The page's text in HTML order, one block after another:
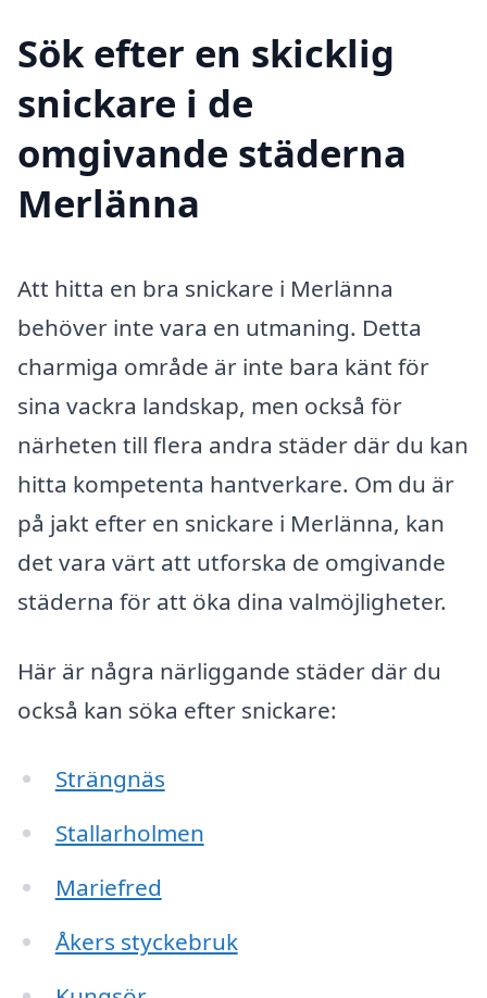
Sök efter en skicklig
snickare i de
omgivande städerna
Merlänna
Att hitta en bra snickare i Merlänna
behöver inte vara en utmaning. Detta
charmiga område är inte bara känt för
sina vackra landskap, men också för
närheten till flera andra städer där du kan
hitta kompetenta hantverkare. Om du är
på jakt efter en snickare i Merlänna, kan
det vara värt att utforska de omgivande
städerna för att öka dina valmöjligheter.
Här är några närliggande städer där du
också kan söka efter snickare:
Strängnäs
Stallarholmen
Mariefred
Åkers styckebruk